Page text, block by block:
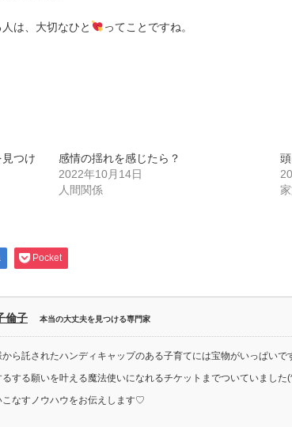
は、大切なひと ってことですね。
つけ
感情の揺れを感じたら？
2022年10月14日
人間関係
Pocket
倫子 本当の大丈夫を見つける専門家
から託されたハンディキャップのある子育てには宝物がいっぱい
るする願いを叶える魔法使いになれるチケットまでついていまし
こなすノウハウをお伝えします♡